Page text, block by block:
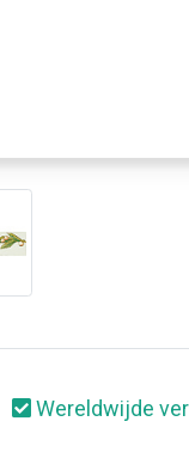
Wereldwijde